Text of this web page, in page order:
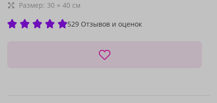
Размер: 30 × 40 см
529 Отзывов и оценок